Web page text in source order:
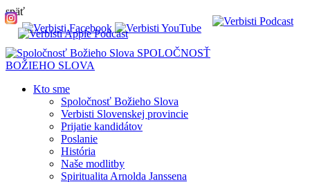
späť
SPOLOČNOSŤ
BOŽIEHO SLOVA
Kto sme
Spoločnosť Božieho Slova
Verbisti Slovenskej provincie
Prijatie kandidátov
Poslanie
História
Naše modlitby
Spiritualita Arnolda Janssena